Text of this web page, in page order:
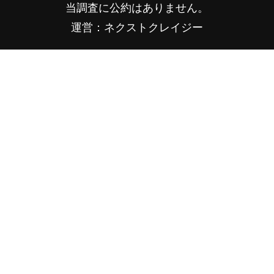
当調査に公約はありません。
運営：ネクストクレイジー